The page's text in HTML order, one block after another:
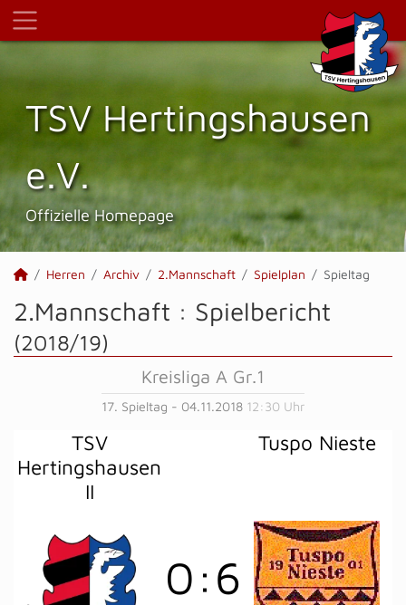
TSV Hertings­hausen
e.V.
Offizielle Homepage
Herren Archiv 2.Mannschaft Spielplan Spieltag
2.Mannschaft : Spielbericht
(2018/19)
Kreisliga A Gr.1
17. Spieltag - 04.11.2018 12:30 Uhr
TSV
Hertingshausen
II
Tuspo Nieste
0 : 6